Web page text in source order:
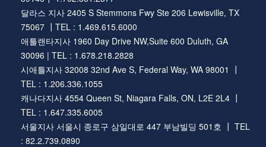
달라스 지사 2405 S Stemmons Fwy Ste 206 Lewisville, TX
75067 ┃TEL : 1.469.615.6000
애틀랜타지사 1960 Day Drive NW,Suite 600 Duluth, GA
30096 | TEL : 1.678.218.2828
시애틀지사 32008 32nd Ave S, Federal Way, WA 98001 ┃
TEL : 1.206.336.1055
캐나다지사 4554 Queen St, Niagara Falls, ON, L2E 2L4 ┃
TEL : 1.647.335.6005
서울지사 서울시 종로구 삼일대로 447 부남빌딩 501호 ┃ TEL
: 82.2.739.0890